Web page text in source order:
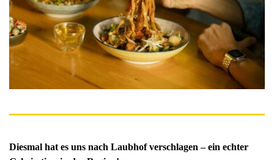
Diesmal hat es uns nach Laubhof verschlagen – ein echter